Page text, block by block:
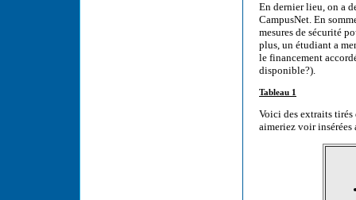
En dernier lieu, on a
CampusNet. En
mesures de sécurité
plus, un étudiant a
le financement
disponible?).
Tableau 1
Voici des extraits tirés
aimeriez voir insérées